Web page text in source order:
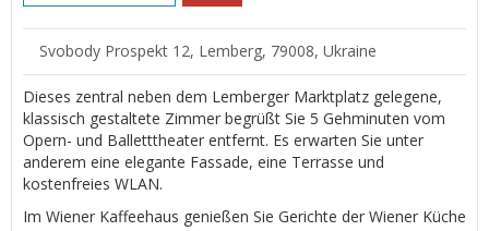
Svobody Prospekt 12, Lemberg, 79008, Ukraine
Dieses zentral neben dem Lemberger Marktplatz gelegene,
klassisch gestaltete Zimmer begrüßt Sie 5 Gehminuten vom
Opern- und Balletttheater entfernt. Es erwarten Sie unter
anderem eine elegante Fassade, eine Terrasse und
kostenfreies WLAN.
Im Wiener Kaffeehaus genießen Sie Gerichte der Wiener Küche